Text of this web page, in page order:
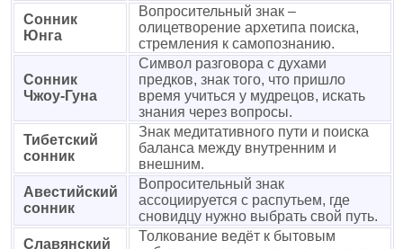
Сонник
Юнга
Вопросительный знак –
олицетворение архетипа поиска,
стремления к самопознанию.
Сонник
Чжоу-Гуна
Символ разговора с духами
предков, знак того, что пришло
время учиться у мудрецов, искать
знания через вопросы.
Тибетский
сонник
Знак медитативного пути и поиска
баланса между внутренним и
внешним.
Авестийский
сонник
Вопросительный знак
ассоциируется с распутьем, где
сновидцу нужно выбрать свой путь.
Славянский
Толкование ведёт к бытовым